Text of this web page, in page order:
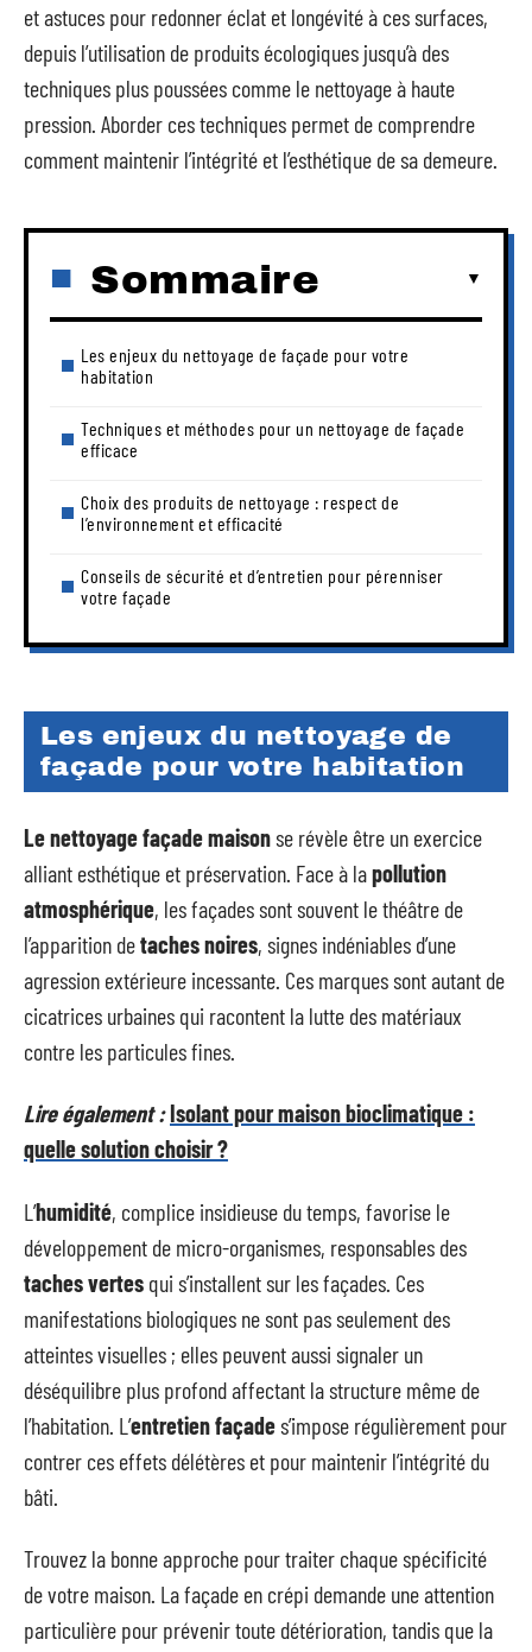
et astuces pour redonner éclat et longévité à ces surfaces,
depuis l’utilisation de produits écologiques jusqu’à des
techniques plus poussées comme le nettoyage à haute
pression. Aborder ces techniques permet de comprendre
comment maintenir l’intégrité et l’esthétique de sa demeure.
Sommaire
Les enjeux du nettoyage de façade pour votre
habitation
Techniques et méthodes pour un nettoyage de façade
efficace
Choix des produits de nettoyage : respect de
l’environnement et efficacité
Conseils de sécurité et d’entretien pour pérenniser
votre façade
Les enjeux du nettoyage de
façade pour votre habitation
Le nettoyage façade maisonse révèle être un exercice
alliant esthétique et préservation. Face à lapollution
atmosphérique, les façades sont souvent le théâtre de
l’apparition detaches noires, signes indéniables d’une
agression extérieure incessante. Ces marques sont autant de
cicatrices urbaines qui racontent la lutte des matériaux
contre les particules fines.
Lire également :Isolant pour maison bioclimatique :
quelle solution choisir ?
L’humidité, complice insidieuse du temps, favorise le
développement de micro-organismes, responsables des
taches vertes qui s’installent sur les façades. Ces
manifestations biologiques ne sont pas seulement des
atteintes visuelles ; elles peuvent aussi signaler un
déséquilibre plus profond affectant la structure même de
l’habitation. L’entretien façades’impose régulièrement pour
contrer ces effets délétères et pour maintenir l’intégrité du
bâti.
Trouvez la bonne approche pour traiter chaque spécificité
de votre maison. La façade en crépi demande une attention
particulière pour prévenir toute détérioration, tandis que la